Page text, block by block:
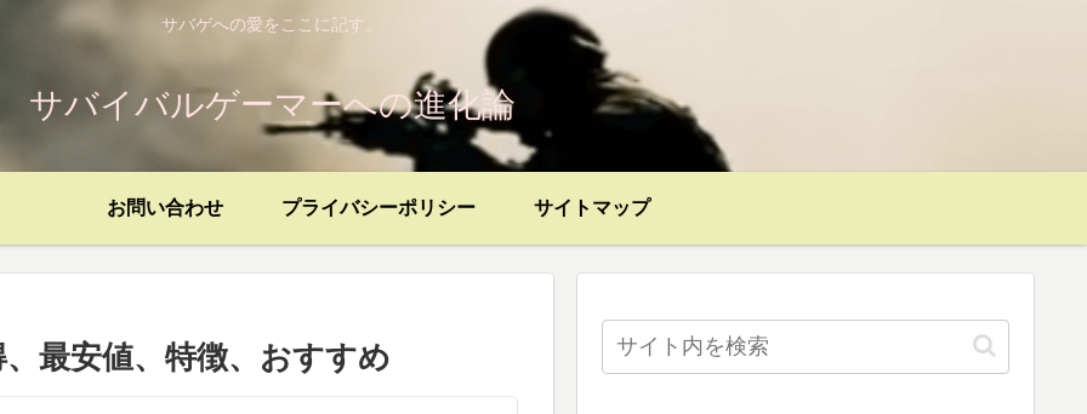
サバゲへの愛をここに記す。
サバイバルゲーマーへの進化論
お問い合わせ プライバシーポリシー サイトマップ
最安値、特徴、おすすめ